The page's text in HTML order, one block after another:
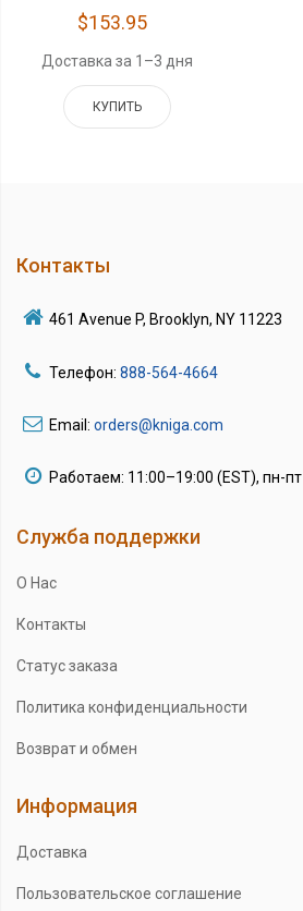
$153.95
Доставка за 1–3 дня
КУПИТЬ
Контакты
461 Avenue P, Brooklyn, NY 11223
Телефон: 888-564-4664
Email: orders@kniga.com
Работаем: 11:00–19:00 (EST), пн-пт
Служба поддержки
О Нас
Контакты
Статус заказа
Политика конфиденциальности
Возврат и обмен
Информация
Доставка
Пользовательское соглашение